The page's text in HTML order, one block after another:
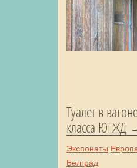
Туалет в
класса ЮГЖД
Экспонаты
Белград